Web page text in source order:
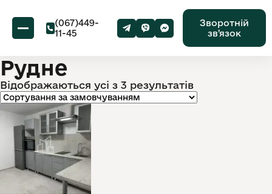
(067)449-
11-45
Зворотній
звʼязок
Рудне
Відображаються усі з 3 результатів